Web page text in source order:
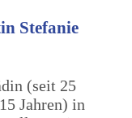
Stefanie
(seit 25
Jahren) in